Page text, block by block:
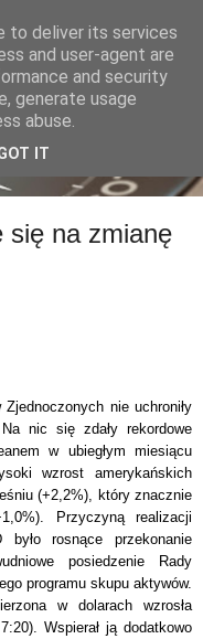
się na zmianę
nie uchroniły
nic się zdały rekordowe
w ubiegłym miesiącu
wzrost amerykańskich
(+2,2%), który znacznie
Przyczyną realizacji
rosnące przekonanie
posiedzenie Rady
programu skupu aktywów.
w dolarach wzrosła
Wspierał ją dodatkowo
to deliver its services
and user-agent are
and security
generate usage
abuse.
IT